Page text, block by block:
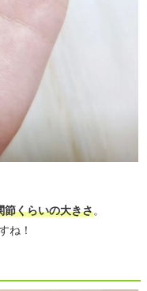
節くらいの大きさ。
ね！